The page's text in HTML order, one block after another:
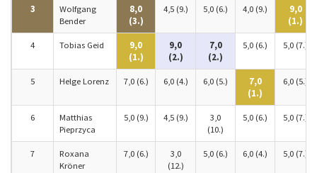
3
Wolfgang
Bender
8,0
(3.)
4,5 (9.) 5,0 (6.) 4,0 (9.)
9,0
(1.)
4 Tobias Geid
9,0
(1.)
9,0
(2.)
7,0
(2.)
5,0 (6.) 5,0 (7.)
5 Helge Lorenz 7,0 (6.) 6,0 (4.) 6,0 (5.)
7,0
(1.)
6,0 (5.)
6
Matthias
Pieprzyca
5,0 (9.) 4,5 (9.)
3,0
(10.)
5,0 (6.) 5,0 (7.)
7
Roxana
Kröner
7,0 (6.)
3,0
(12.)
5,0 (6.) 6,0 (4.) 5,0 (7.)